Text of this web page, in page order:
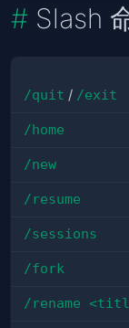
Slash
/quit / /exit
/home
/new
/resume
/sessions
/fork
/rename